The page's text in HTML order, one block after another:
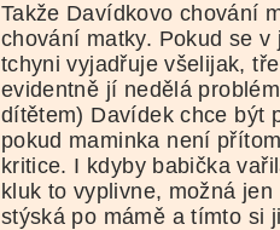
Takže Davídkovo chování
chování matky. Pokud se
tchyni vyjadřuje všelijak,
evidentně jí nedělá
dítětem) Davídek chce být
pokud maminka není
kritice. I kdyby babička
kluk to vyplivne, možná
stýská po mámě a tímto si